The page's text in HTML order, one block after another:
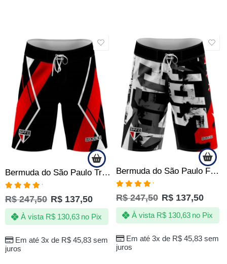
SALE
Bermuda do São Paulo Tricolor SPFC Tactel com Elastano Oficial
Avaliação
5.00de 5
R$247,50 R$ 137,50
Em até 3x de R$45,83sem
juros
À vista R$130,63 no Pix
SALE
Bermuda do São Paulo FC Quebrada Masculina Tactel c Elastano | Oficial
Avaliação
5.00de 5
R$247,50 R$ 137,50
Em até 3x de R$45,83sem
juros
À vista R$130,63 no Pix